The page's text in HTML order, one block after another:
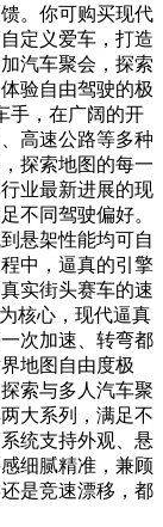
。你可购买现代
定义爱车，打造
汽车聚会，探索
验自由驾驶的极
手，在广阔的开
高速公路等多种
探索地图的每一
业最新进展的现
不同驾驶偏好。
悬架性能均可自
中，逼真的引擎
实街头赛车的速
核心，现代逼真
次加速、转弯都
地图自由度极
索与多人汽车聚
大系列，满足不
统支持外观、悬
细腻精准，兼顾
是竞速漂移，都